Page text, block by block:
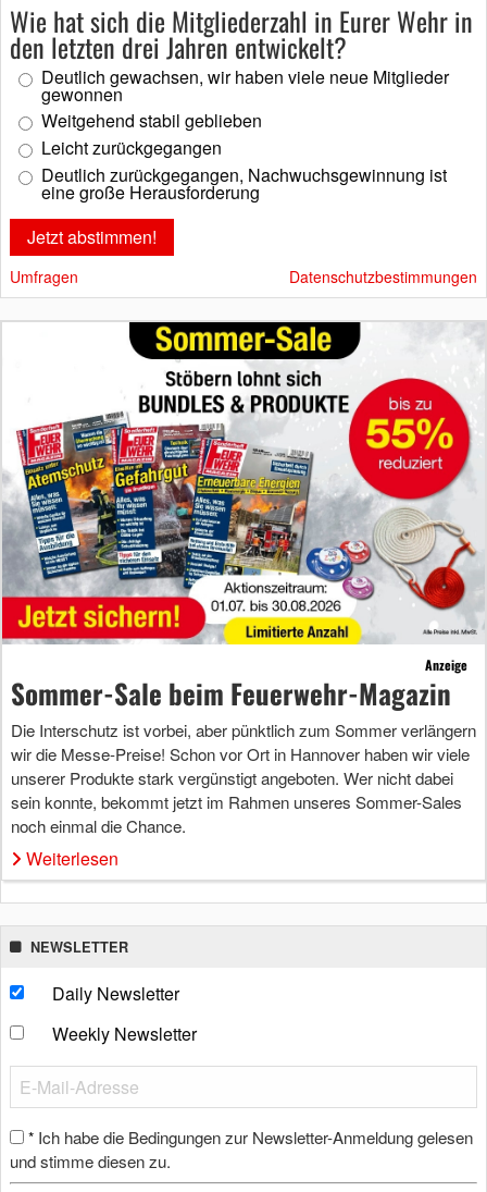
Wie hat sich die Mitgliederzahl in Eurer Wehr in
den letzten drei Jahren entwickelt?
Deutlich gewachsen, wir haben viele neue Mitglieder
gewonnen
Weitgehend stabil geblieben
Leicht zurückgegangen
Deutlich zurückgegangen, Nachwuchsgewinnung ist
eine große Herausforderung
Umfragen Datenschutzbestimmungen
Anzeige
Sommer-Sale beim Feuerwehr-Magazin
Die Interschutz ist vorbei, aber pünktlich zum Sommer verlängern
wir die Messe-Preise! Schon vor Ort in Hannover haben wir viele
unserer Produkte stark vergünstigt angeboten. Wer nicht dabei
sein konnte, bekommt jetzt im Rahmen unseres Sommer-Sales
noch einmal die Chance.
Weiterlesen
NEWSLETTER
Daily Newsletter
Weekly Newsletter
* Ich habe die Bedingungen zur Newsletter-Anmeldung gelesen
und stimme diesen zu.